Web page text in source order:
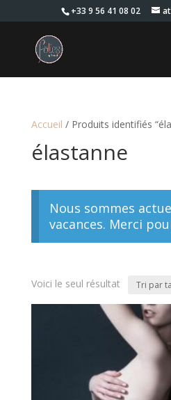
+33 9 56 41 08 02
Accueil / Produits identifiés
élastanne
Nous sommes
vacances. Merci
Voici le seul résultat